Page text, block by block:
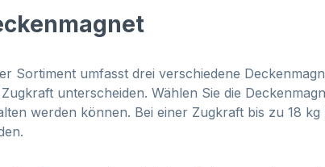
Sortiment umfasst drei verschiedene
unterscheiden. Wählen Sie die
werden können. Bei einer Zugkraft bis zu 18